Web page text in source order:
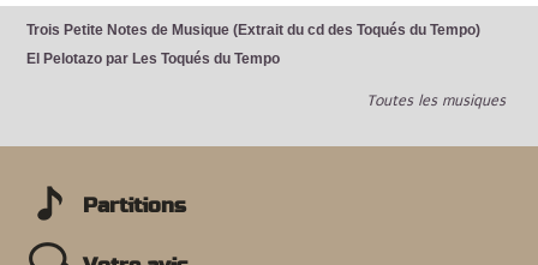
Trois Petite Notes de Musique (Extrait du cd des Toqués du Tempo)
El Pelotazo par Les Toqués du Tempo
Toutes les musiques
Partitions